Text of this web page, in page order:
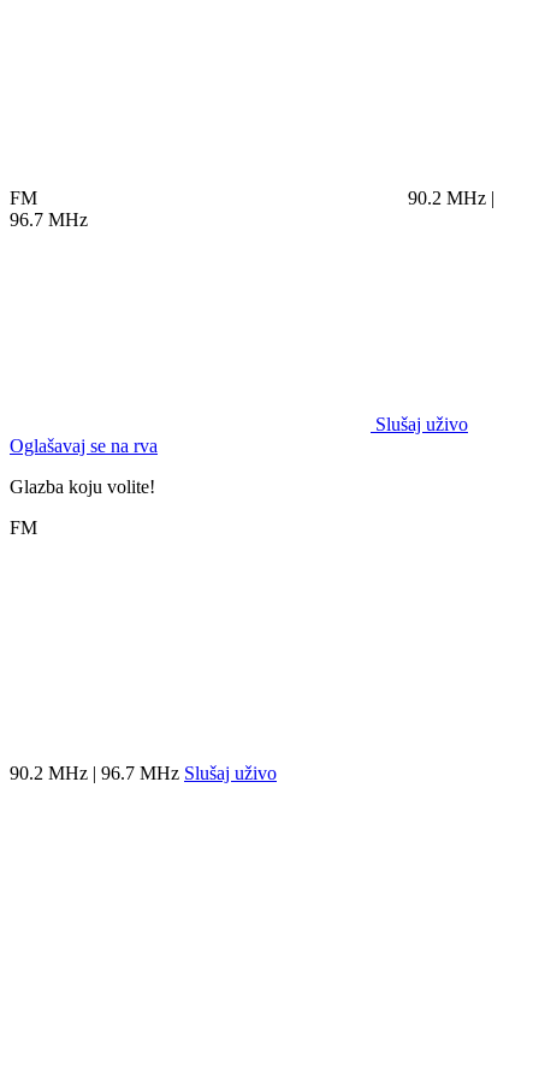
FM
90.2 MHz |
96.7 MHz
Slušaj uživo
Oglašavaj se na rva
Glazba koju volite!
FM
90.2 MHz | 96.7 MHz Slušaj uživo